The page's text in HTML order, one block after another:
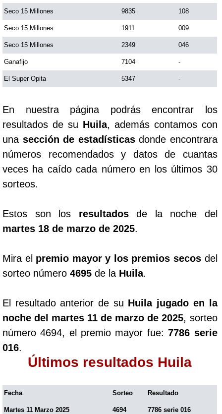
Saman de la suerte
Sinuano Noche
Super Chontico Noche
Seco 15 Millones 9835 108
Seco 15 Millones 1911 009
Seco 15 Millones 2349 046
Ganafijo 7104 -
El Super Opita 5347 -
En nuestra página podrás encontrar los
resultados de su Huila, además contamos con
una sección de estadísticasdonde encontrara
números recomendados y datos de cuantas
veces ha caído cada número en los últimos 30
sorteos.
Estos son los resultadosde la noche del
martes 18 de marzo de 2025.
Mira el premio mayor y los premios secosdel
sorteo número 4695 de la Huila.
El resultado anterior de su Huila jugado en la
noche del martes 11 de marzo de 2025, sorteo
número 4694, el premio mayor fue:7786 serie
016.
Últimos resultados Huila
Fecha Sorteo Resultado
Martes 11 Marzo 2025 4694 7786 serie 016